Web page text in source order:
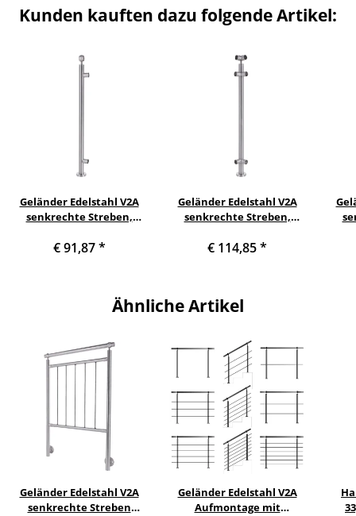
Kunden kauften dazu folgende Artikel:
Geländer Edelstahl V2A
senkrechte Streben,
Höhe 1000 mm
€ 91,87*
Geländer Edelstahl V2A
senkrechte Streben,
mm
€ 114,85*
Ähnliche Artikel
Geländer Edelstahl V2A
senkrechte Streben
Geländer Edelstahl V2A
Aufmontage mit